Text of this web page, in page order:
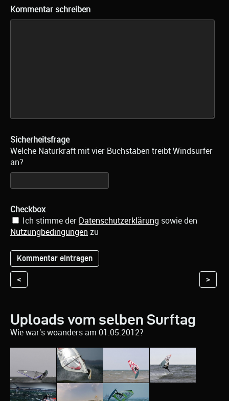
Kommentar schreiben
Sicherheitsfrage
Welche Naturkraft mit vier Buchstaben treibt Windsurfer
an?
Checkbox
Ich stimme der Datenschutzerklärung sowie den
Nutzungbedingungen zu
< >
Uploads vom selben Surftag
Wie war's woanders am 01.05.2012?